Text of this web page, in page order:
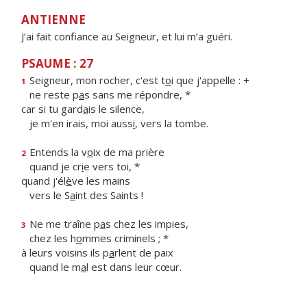
ANTIENNE
J’ai fait confiance au Seigneur, et lui m’a guéri.
PSAUME : 27
1 Seigneur, mon rocher, c'est toi que j'appelle : +
ne reste pas sans me répondre, *
car si tu gardais le silence,
je m'en irais, moi aussi, vers la tombe.
2 Entends la voix de ma prière
quand je crie vers toi, *
quand j'élève les mains
vers le Saint des Saints !
3 Ne me traîne pas chez les impies,
chez les hommes criminels ; *
à leurs voisins ils parlent de paix
quand le mal est dans leur cœur.